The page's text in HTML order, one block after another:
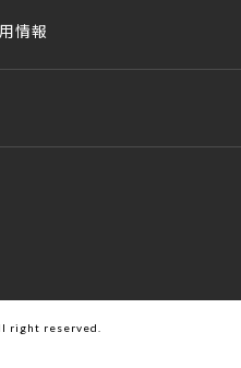
情報
right reserved.